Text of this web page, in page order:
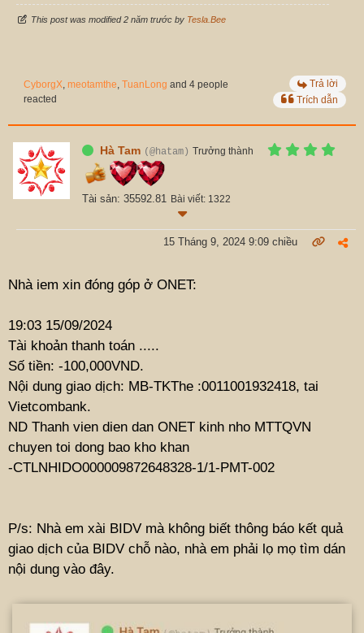
This post was modified 2 năm trước by Tesla.Bee
CyborgX, meotamthe, TuanLong and 4 people
reacted
Trả lời
Trích dẫn
Hà Tam (@hatam) Trưởng thành
Tài sản: 35592.81 Bài viết: 1322
15 Tháng 9, 2024 9:09 chiều
Nhà iem xin đóng góp ở ONET:
19:03 15/09/2024
Tài khoản thanh toán .....
Số tiền: -100,000VND.
Nội dung giao dịch: MB-TKThe :0011001932418, tai
Vietcombank.
ND Thanh vien dien dan ONET kinh nho MTTQVN
chuyen toi dong bao kho khan
-CTLNHIDO000009872648328-1/1-PMT-002
P/s: Nhà em xài BIDV mà không biết thông báo kết quả
giao dịch của BIDV chỗ nào, nhà em phải lọ mọ tìm dán
nội dung vào đây.